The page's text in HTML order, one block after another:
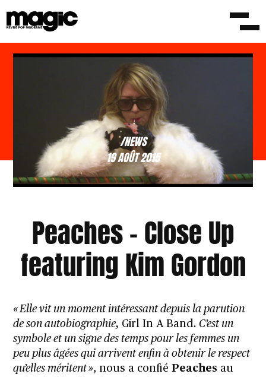
/NEWS
19 AOÛT 2015
Peaches – Close Up
featuring Kim Gordon
« Elle vit un moment intéressant depuis la parution
de son autobiographie, Girl In A Band. C’est un
symbole et un signe des temps pour les femmes un
peu plus âgées qui arrivent enfin à obtenir le respect
qu’elles méritent », nous a confié Peaches au